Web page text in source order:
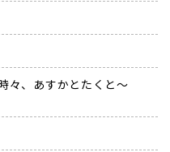
々、あすかとたくと～